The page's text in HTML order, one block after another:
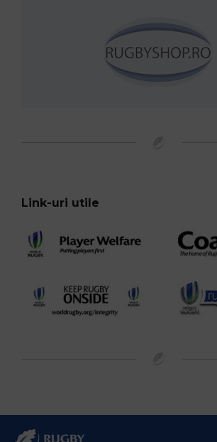
Link-uri utile